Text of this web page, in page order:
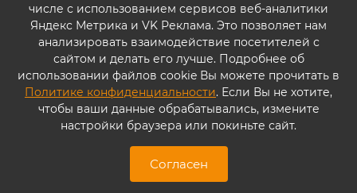
г. Москва, ул. Генерала Белова, 43 к2, офис 27
© 2026 ООО «ППК «Практика». Все права защищены
Согласие на обработку персональных данных
Политика конфиденциальности
числе с использованием сервисов веб-аналитики
Яндекс Метрика и VK Реклама. Это позволяет нам
анализировать взаимодействие посетителей с
сайтом и делать его лучше. Подробнее об
использовании файлов cookie Вы можете прочитать в
Политике конфиденциальности. Если Вы не хотите,
чтобы ваши данные обрабатывались, измените
настройки браузера или покиньте сайт.
Согласен